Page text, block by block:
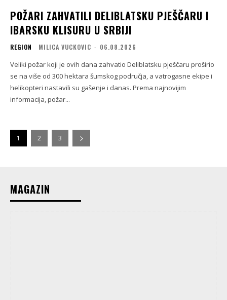
POŽARI ZAHVATILI DELIBLATSKU PJEŠČARU I
IBARSKU KLISURU U SRBIJI
REGION MILICA VUCKOVIC - 06.08.2026
Veliki požar koji je ovih dana zahvatio Deliblatsku pješčaru proširio
se na više od 300 hektara šumskog područja, a vatrogasne ekipe i
helikopteri nastavili su gašenje i danas. Prema najnovijim
informacija, požar...
1 2 3
MAGAZIN